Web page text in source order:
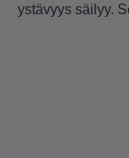
ystävyys säilyy.